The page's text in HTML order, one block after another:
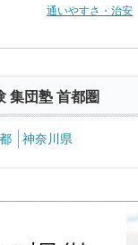
通いやすさ・治安
集団塾 首都圏
神奈川県